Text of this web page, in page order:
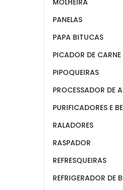
MOLHEIRA
PANELAS
PAPA BITUCAS
PICADOR DE CARNE
PIPOQUEIRAS
PROCESSADOR DE
PURIFICADORES E
RALADORES
RASPADOR
REFRESQUEIRAS
REFRIGERADOR DE